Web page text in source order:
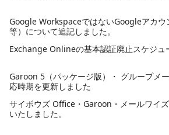
Google WorkspaceではないGoogleアカ
等）について追記しました。
Exchange Onlineの基本認証廃止スケジュ
Garoon 5（パッケージ版）・ グループメ
応時期を更新しました
サイボウズ Office・Garoon・メールワイ
いたしました。